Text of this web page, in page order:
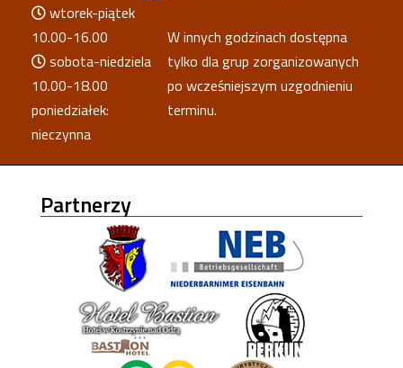
wtorek-piątek
10.00-16.00
sobota-niedziela
10.00-18.00
poniedziałek:
nieczynna
W innych godzinach dostępna
tylko dla grup zorganizowanych
po wcześniejszym uzgodnieniu
terminu.
Partnerzy